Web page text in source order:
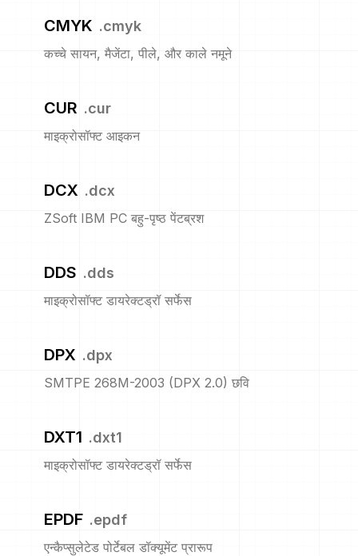
CMYK .cmyk
कच्चे सायन, मैजेंटा, पीले, और काले नमूने
CUR .cur
माइक्रोसॉफ्ट आइकन
DCX .dcx
ZSoft IBM PC बहु-पृष्ठ पेंटब्रश
DDS .dds
माइक्रोसॉफ्ट डायरेक्टड्रॉ सर्फेस
DPX .dpx
SMTPE 268M-2003 (DPX 2.0) छवि
DXT1 .dxt1
माइक्रोसॉफ्ट डायरेक्टड्रॉ सर्फेस
EPDF .epdf
एन्कैप्सुलेटेड पोर्टेबल डॉक्यूमेंट प्रारूप